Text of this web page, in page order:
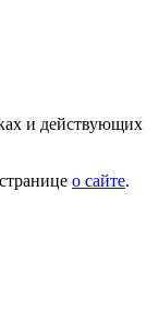
и действующих
о сайте.